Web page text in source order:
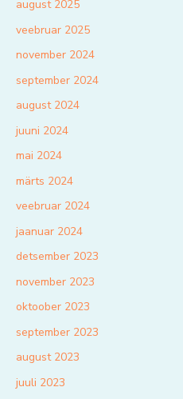
august 2025
veebruar 2025
november 2024
september 2024
august 2024
juuni 2024
mai 2024
märts 2024
veebruar 2024
jaanuar 2024
detsember 2023
november 2023
oktoober 2023
september 2023
august 2023
juuli 2023